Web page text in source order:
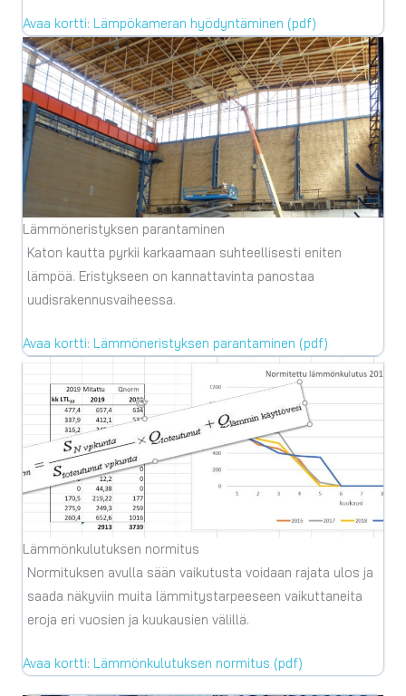
Avaa kortti: Lämpökameran hyödyntäminen (pdf)
Lämmöneristyksen parantaminen
Katon kautta pyrkii karkaamaan suhteellisesti eniten
lämpöä. Eristykseen on kannattavinta panostaa
uudisrakennusvaiheessa.
Avaa kortti: Lämmöneristyksen parantaminen (pdf)
Lämmönkulutuksen normitus
Normituksen avulla sään vaikutusta voidaan rajata ulos ja
saada näkyviin muita lämmitystarpeeseen vaikuttaneita
eroja eri vuosien ja kuukausien välillä.
Avaa kortti: Lämmönkulutuksen normitus (pdf)